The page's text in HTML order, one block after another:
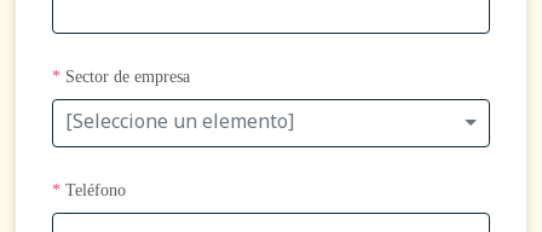
* Sector de empresa
[Seleccione un elemento]
* Teléfono